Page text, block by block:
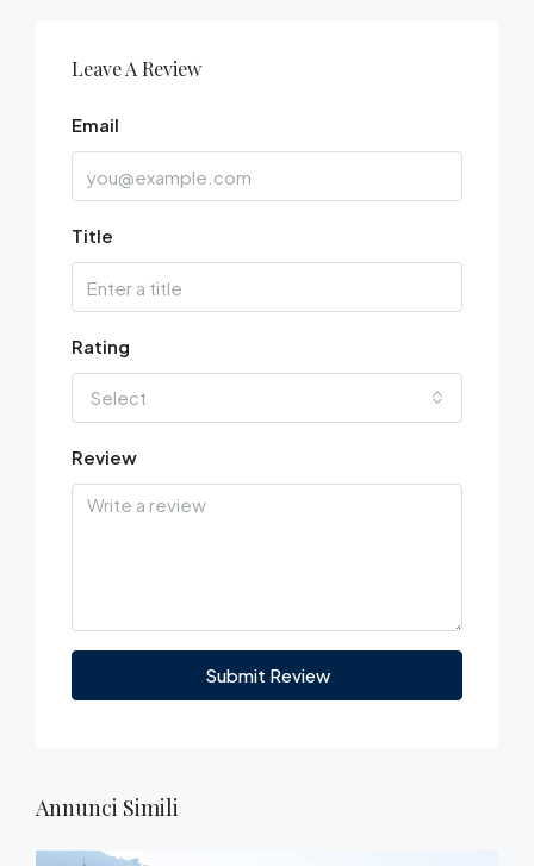
Leave A Review
Email
Title
Rating
Select
Review
Submit Review
Annunci Simili